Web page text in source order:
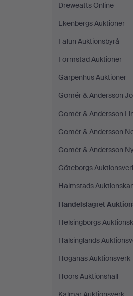
Dreweatts Online
Ekenbergs Auktioner
Falun Auktionsbyrå
Formstad Auktioner
Garpenhus Auktioner
Gomér & Andersson
Gomér & Andersson
Gomér & Andersson
Gomér & Andersson
Göteborgs
Halmstads
Handelslagret
Helsingborgs
Hälsinglands
Höganäs Auktionsverk
Höörs Auktionshall